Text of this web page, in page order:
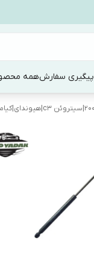
پیگیری سفارشهمه